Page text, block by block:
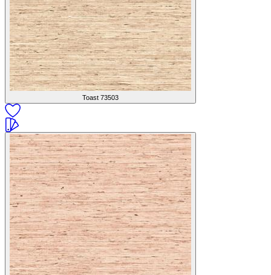
Toast 73503